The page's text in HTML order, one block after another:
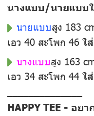
นางแบบ/นายแบบ
นายแบบสูง 183
เอว 40 สะโพก 46 ใ
นางแบบสูง 163
เอว 34 สะโพก 44 ใ
––––––––––––––
HAPPY TEE - อ